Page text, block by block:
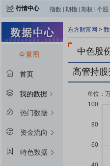
行情中心 指数 期指 期权 个股
全景图
首页
我的数据
热门数据
资金流向
特色数据
东方财富网 >
中色股
高管持股